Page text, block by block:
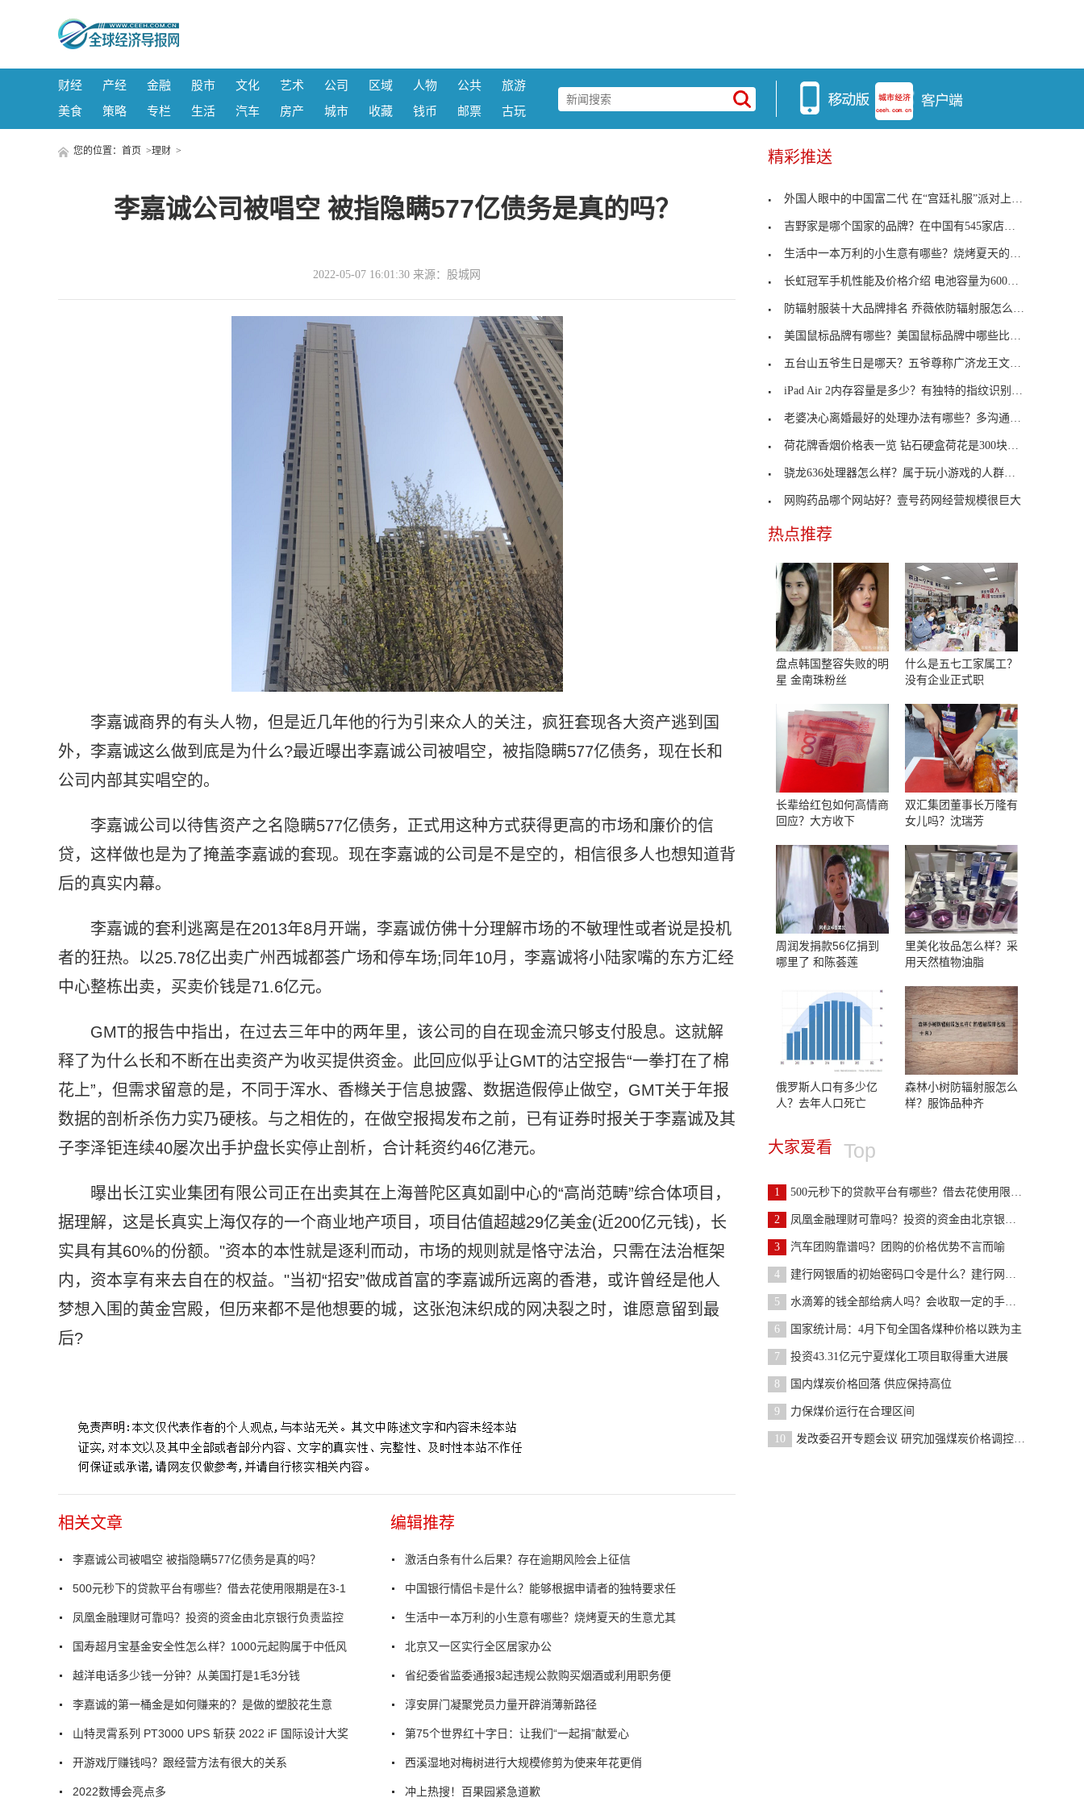
财经 产经 金融 股市 文化 艺术 公司 区域 人物 公共
旅游
美食
策略 专栏 生活 汽车 房产 城市 收藏 钱币 邮票 古玩
您的位置： 首页 >理财 >
李嘉诚公司被唱空 被指隐瞒577亿债务是真的吗？
2022-05-07 16:01:30 来源：股城网
李嘉诚商界的有头人物，但是近几年他的行为引来众人的关注，疯狂套现各大资产逃到国
外，李嘉诚这么做到底是为什么?最近曝出李嘉诚公司被唱空，被指隐瞒577亿债务，现在长和
公司内部其实唱空的。
李嘉诚公司以待售资产之名隐瞒577亿债务，正式用这种方式获得更高的市场和廉价的信
贷，这样做也是为了掩盖李嘉诚的套现。现在李嘉诚的公司是不是空的，相信很多人也想知道背
后的真实内幕。
李嘉诚的套利逃离是在2013年8月开端，李嘉诚仿佛十分理解市场的不敏理性或者说是投机
者的狂热。以25.78亿出卖广州西城都荟广场和停车场;同年10月，李嘉诚将小陆家嘴的东方汇经
中心整栋出卖，买卖价钱是71.6亿元。
GMT的报告中指出，在过去三年中的两年里，该公司的自在现金流只够支付股息。这就解
释了为什么长和不断在出卖资产为收买提供资金。此回应似乎让GMT的沽空报告“一拳打在了棉
花上”，但需求留意的是，不同于浑水、香橼关于信息披露、数据造假停止做空，GMT关于年报
数据的剖析杀伤力实乃硬核。与之相佐的，在做空报揭发布之前，已有证券时报关于李嘉诚及其
子李泽钜连续40屡次出手护盘长实停止剖析，合计耗资约46亿港元。
曝出长江实业集团有限公司正在出卖其在上海普陀区真如副中心的“高尚范畴”综合体项目，
据理解，这是长真实上海仅存的一个商业地产项目，项目估值超越29亿美金(近200亿元钱)，长
实具有其60%的份额。"资本的本性就是逐利而动，市场的规则就是恪守法治，只需在法治框架
内，资本享有来去自在的权益。"当初“招安”做成首富的李嘉诚所远离的香港，或许曾经是他人
梦想入围的黄金宫殿，但历来都不是他想要的城，这张泡沫织成的网决裂之时，谁愿意留到最
后?
相关文章
李嘉诚公司被唱空 被指隐瞒577亿债务是真的吗？
500元秒下的贷款平台有哪些？借去花使用限期是在3-1
凤凰金融理财可靠吗？投资的资金由北京银行负责监控
国寿超月宝基金安全性怎么样？1000元起购属于中低风
越洋电话多少钱一分钟？从美国打是1毛3分钱
李嘉诚的第一桶金是如何赚来的？是做的塑胶花生意
山特灵霄系列 PT3000 UPS 斩获 2022 iF 国际设计大奖
开游戏厅赚钱吗？跟经营方法有很大的关系
2022数博会亮点多
编辑推荐
激活白条有什么后果？存在逾期风险会上征信
中国银行情侣卡是什么？能够根据申请者的独特要求任
生活中一本万利的小生意有哪些？烧烤夏天的生意尤其
北京又一区实行全区居家办公
省纪委省监委通报3起违规公款购买烟酒或利用职务便
淳安屏门凝聚党员力量开辟消薄新路径
第75个世界红十字日：让我们“一起捐”献爱心
西溪湿地对梅树进行大规模修剪为使来年花更俏
冲上热搜！百果园紧急道歉
精彩推送
外国人眼中的中国富二代 在“宫廷礼服”派对上闲逛
吉野家是哪个国家的品牌？在中国有545家店铺1万多名
生活中一本万利的小生意有哪些？烧烤夏天的生意尤其
长虹冠军手机性能及价格介绍 电池容量为600mAH和10
防辐射服装十大品牌排名 乔薇依防辐射服怎么样？
美国鼠标品牌有哪些？美国鼠标品牌中哪些比较好呢？
五台山五爷生日是哪天？五爷尊称广济龙王文殊菩萨？
iPad Air 2内存容量是多少？有独特的指纹识别传感器？
老婆决心离婚最好的处理办法有哪些？多沟通解决问题
荷花牌香烟价格表一览 钻石硬盒荷花是300块钱一条
骁龙636处理器怎么样？属于玩小游戏的人群选择
网购药品哪个网站好？壹号药网经营规模很巨大
热点推荐
盘点韩国整容失败的明
星 金南珠粉丝
什么是五七工家属工？
没有企业正式职
长辈给红包如何高情商
回应？大方收下
双汇集团董事长万隆有
女儿吗？沈瑞芳
周润发捐款56亿捐到
哪里了 和陈荟莲
里美化妆品怎么样？采
用天然植物油脂
俄罗斯人口有多少亿
人？去年人口死亡
森林小树防辐射服怎么
样？服饰品种齐
大家爱看 Top
1 500元秒下的贷款平台有哪些？借去花使用限期是在3-1
2 凤凰金融理财可靠吗？投资的资金由北京银行负责监控
3 汽车团购靠谱吗？团购的价格优势不言而喻
4 建行网银盾的初始密码口令是什么？建行网银盾分为几
5 水滴筹的钱全部给病人吗？会收取一定的手续费用吗？
6 国家统计局：4月下旬全国各煤种价格以跌为主
7 投资43.31亿元宁夏煤化工项目取得重大进展
8 国内煤炭价格回落 供应保持高位
9 力保煤价运行在合理区间
10 发改委召开专题会议 研究加强煤炭价格调控监管